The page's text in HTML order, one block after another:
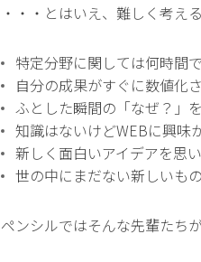
・・・とはいえ、難しく考え
特定分野に関しては何時間
自分の成果がすぐに数値化
ふとした瞬間の「なぜ？」
知識はないけどWEBに興味
新しく面白いアイデアを思
世の中にまだない新しいも
ペンシルではそんな先輩たち